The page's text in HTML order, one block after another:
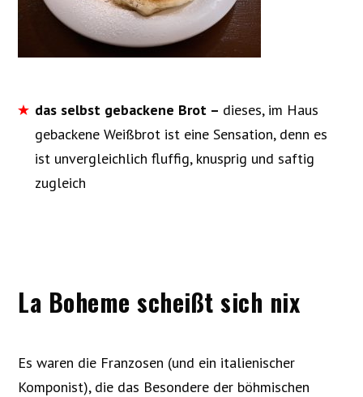
das selbst gebackene Brot – dieses, im Haus
gebackene Weißbrot ist eine Sensation, denn es
ist unvergleichlich fluffig, knusprig und saftig
zugleich
La Boheme scheißt sich nix
Es waren die Franzosen (und ein italienischer
Komponist), die das Besondere der böhmischen